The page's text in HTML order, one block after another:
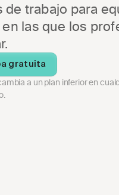
trabajo para
las que los
gratuita
a un plan inferior en